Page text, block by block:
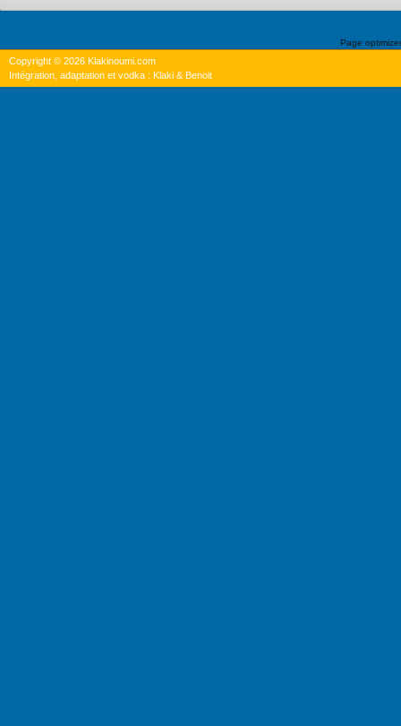
Page
Copyright © 2026 Klakinoumi.com
Intégration, adaptation et vodka : Klaki & Benoit